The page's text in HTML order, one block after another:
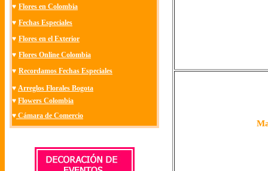
♥ Flores en Colombia
♥ Fechas Especiales
♥ Flores en el Exterior
♥ Flores Online Colombia
♥ Recordamos Fechas Especiales
♥ Arreglos Florales Bogota
♥ Flowers Colombia
♥ Cámara de Comercio